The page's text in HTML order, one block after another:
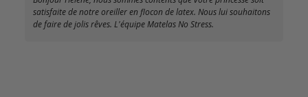
satisfaite de notre oreiller en flocon de latex. Nous lui souhaitons
de faire de jolis rêves. L'équipe Matelas No Stress.